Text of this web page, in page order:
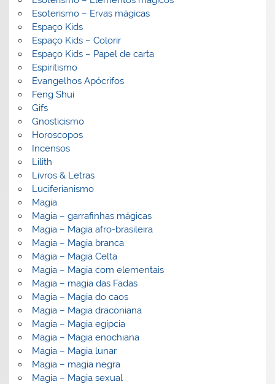
Esoterismo – Ervas mágicas
Espaço Kids
Espaço Kids – Colorir
Espaço Kids – Papel de carta
Espiritismo
Evangelhos Apócrifos
Feng Shui
Gifs
Gnosticismo
Horoscopos
Incensos
Lilith
Livros & Letras
Luciferianismo
Magia
Magia – garrafinhas mágicas
Magia – Magia afro-brasileira
Magia – Magia branca
Magia – Magia Celta
Magia – Magia com elementais
Magia – magia das Fadas
Magia – Magia do caos
Magia – Magia draconiana
Magia – Magia egípcia
Magia – Magia enochiana
Magia – Magia lunar
Magia – magia negra
Magia – Magia sexual